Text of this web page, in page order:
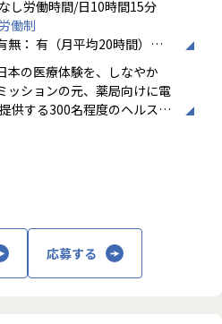
ートメーション技術を武器
造課題に本気で向き合う会社
を持ちながら、組織はまだ完
、白紙の領域が多く残ってい
「選択肢が無限にある」環境
りにいく姿勢が前提になりま
どを担当。
、ユーザー調整・スケジュー
メントの両面からプロジェク
瞰して関わった経験を活か
・構築に継続的に関われる環
流等のお客様向けにシステム
フラエンジニアのスペシャリ
ホープスへご入社。
ソースのコード化、CI/CDパ
発・運用の高度化まで、幅広
んでいただけます。
リティカルな領域において、
確保しつつ、「攻めのSRE」
）の構築、および
に基づくガバナンスの設計・
し労働時間/日10時間15分
働制
： 有（月平均20時間）
本の医療体験を、しなやか
ッションの元、薬局向けに電
供する300名程度のヘルスケ
）存在する薬局ですが、まだ
高いマーケットでもありま
添える場所として、薬局か
応募する